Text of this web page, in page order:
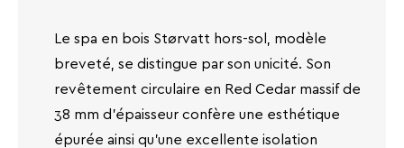
Le spa en bois Størvatt hors-sol, modèle
breveté, se distingue par son unicité. Son
revêtement circulaire en Red Cedar massif de
38 mm d'épaisseur confère une esthétique
épurée ainsi qu'une excellente isolation